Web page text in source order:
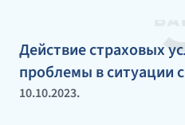
Действие страховых
проблемы в ситуации
10.10.2023.